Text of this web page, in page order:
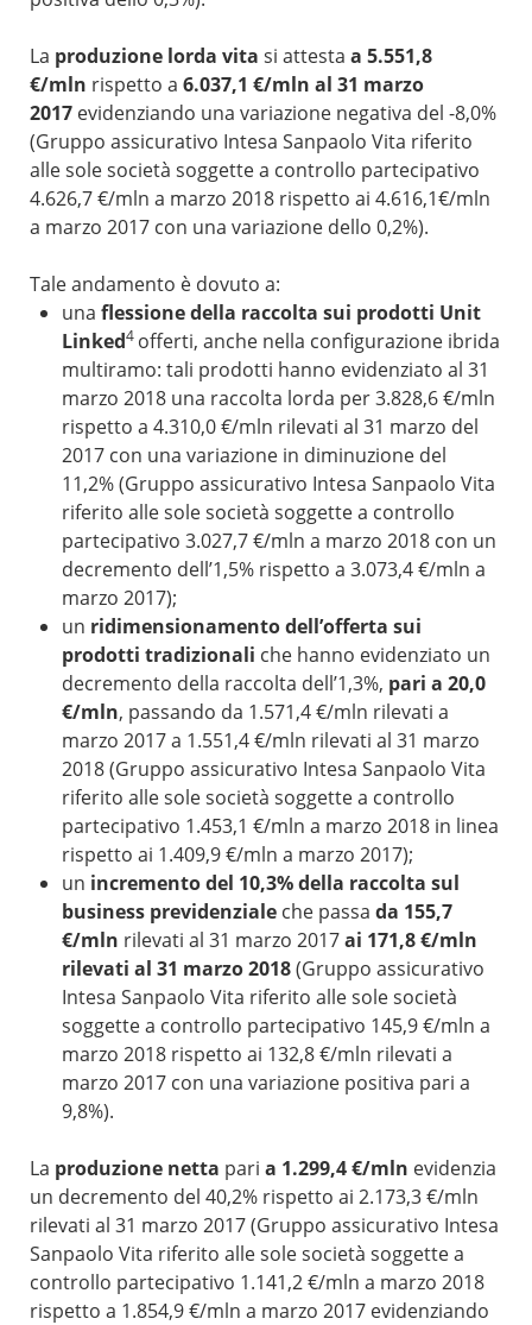
La produzione lorda vita si attesta a 5.551,8
€/mln rispetto a 6.037,1 €/mln al 31 marzo
2017 evidenziando una variazione negativa del -8,0%
(Gruppo assicurativo Intesa Sanpaolo Vita riferito
alle sole società soggette a controllo partecipativo
4.626,7 €/mln a marzo 2018 rispetto ai 4.616,1€/mln
a marzo 2017 con una variazione dello 0,2%).
Tale andamento è dovuto a:
una flessione della raccolta sui prodotti Unit
Linked4 offerti, anche nella configurazione ibrida
multiramo: tali prodotti hanno evidenziato al 31
marzo 2018 una raccolta lorda per 3.828,6 €/mln
rispetto a 4.310,0 €/mln rilevati al 31 marzo del
2017 con una variazione in diminuzione del
11,2% (Gruppo assicurativo Intesa Sanpaolo Vita
riferito alle sole società soggette a controllo
partecipativo 3.027,7 €/mln a marzo 2018 con un
decremento dell’1,5% rispetto a 3.073,4 €/mln a
marzo 2017);
un ridimensionamento dell’offerta sui
prodotti tradizionali che hanno evidenziato un
decremento della raccolta dell’1,3%, pari a 20,0
€/mln, passando da 1.571,4 €/mln rilevati a
marzo 2017 a 1.551,4 €/mln rilevati al 31 marzo
2018 (Gruppo assicurativo Intesa Sanpaolo Vita
riferito alle sole società soggette a controllo
partecipativo 1.453,1 €/mln a marzo 2018 in linea
rispetto ai 1.409,9 €/mln a marzo 2017);
un incremento del 10,3%della raccolta sul
business previdenziale che passa da 155,7
€/mln rilevati al 31 marzo 2017ai 171,8 €/mln
rilevati al 31 marzo 2018(Gruppo assicurativo
Intesa Sanpaolo Vita riferito alle sole società
soggette a controllo partecipativo 145,9 €/mln a
marzo 2018 rispetto ai 132,8 €/mln rilevati a
marzo 2017 con una variazione positiva pari a
9,8%).
La produzione netta pari a 1.299,4 €/mln evidenzia
un decremento del 40,2% rispetto ai 2.173,3 €/mln
rilevati al 31 marzo 2017 (Gruppo assicurativo Intesa
Sanpaolo Vita riferito alle sole società soggette a
controllo partecipativo 1.141,2 €/mln a marzo 2018
rispetto a 1.854,9 €/mln a marzo 2017 evidenziando